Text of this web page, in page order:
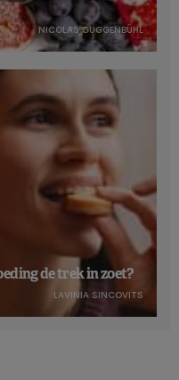
NICOLAS GUGGENBÜHL
de trek in zoet?
LAVINIA SINCOVITS